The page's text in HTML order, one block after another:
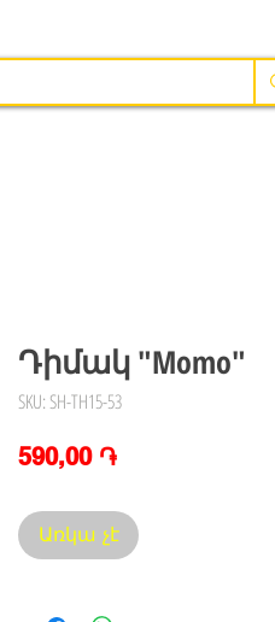
Դիմակ "Momo"
SKU: SH-TH15-53
590,00 ֏Price
Առկա չէ